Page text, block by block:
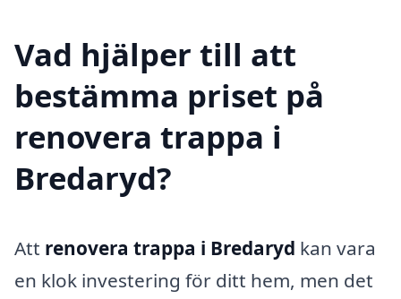
Vad hjälper till att
bestämma priset på
renovera trappa i
Bredaryd?
Att renovera trappa i Bredaryd kan vara
en klok investering för ditt hem, men det